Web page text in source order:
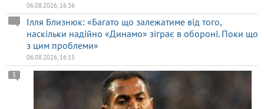
06.08.2026, 16:36
Ілля Близнюк: «Багато що залежатиме від того,
наскільки надійно «Динамо» зіграє в обороні. Поки що
з цим проблеми»
06.08.2026, 16:15
5